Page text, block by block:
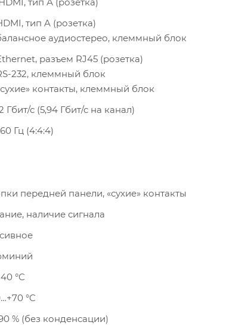
тип A (розетка)
аудиостерео, клеммный блок
разъем RJ45 (розетка)
232, клеммный блок
контакты, клеммный блок
Гбит/с (5,94 Гбит/с на канал)
Гц (4:4:4)
передней панели, «сухие» контакты
наличие сигнала
°C
°C
% (без конденсации)